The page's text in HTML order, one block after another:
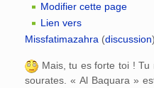
Modifier cette page
Lien vers
Missfatimazahra (discussion)
Mais, tu es forte toi !
sourates. « Al Baquara »